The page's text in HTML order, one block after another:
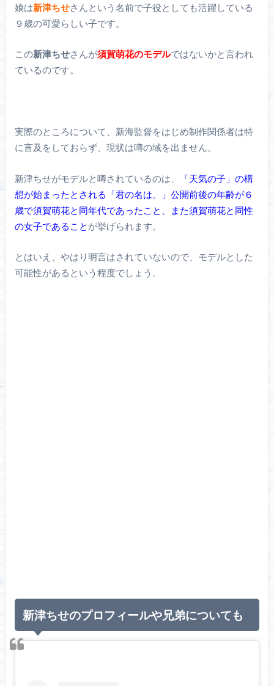
娘は新津ちせさんという名前で子役としても活躍している
９歳の可愛らしい子です。
この新津ちせさんが須賀萌花のモデルではないかと言われ
ているのです。
実際のところについて、新海監督をはじめ制作関係者は特
に言及をしておらず、現状は噂の域を出ません。
新津ちせがモデルと噂されているのは、
「天気の子」の構
想が始まったとされる「君の名は。」公開前後の年齢が６
歳で須賀萌花と同年代であったこと、また須賀萌花と同性
の女子であること が挙げられます。
とはいえ、やはり明言はされていないので、モデルとした
可能性があるという程度でしょう。
新津ちせのプロフィールや兄弟についても